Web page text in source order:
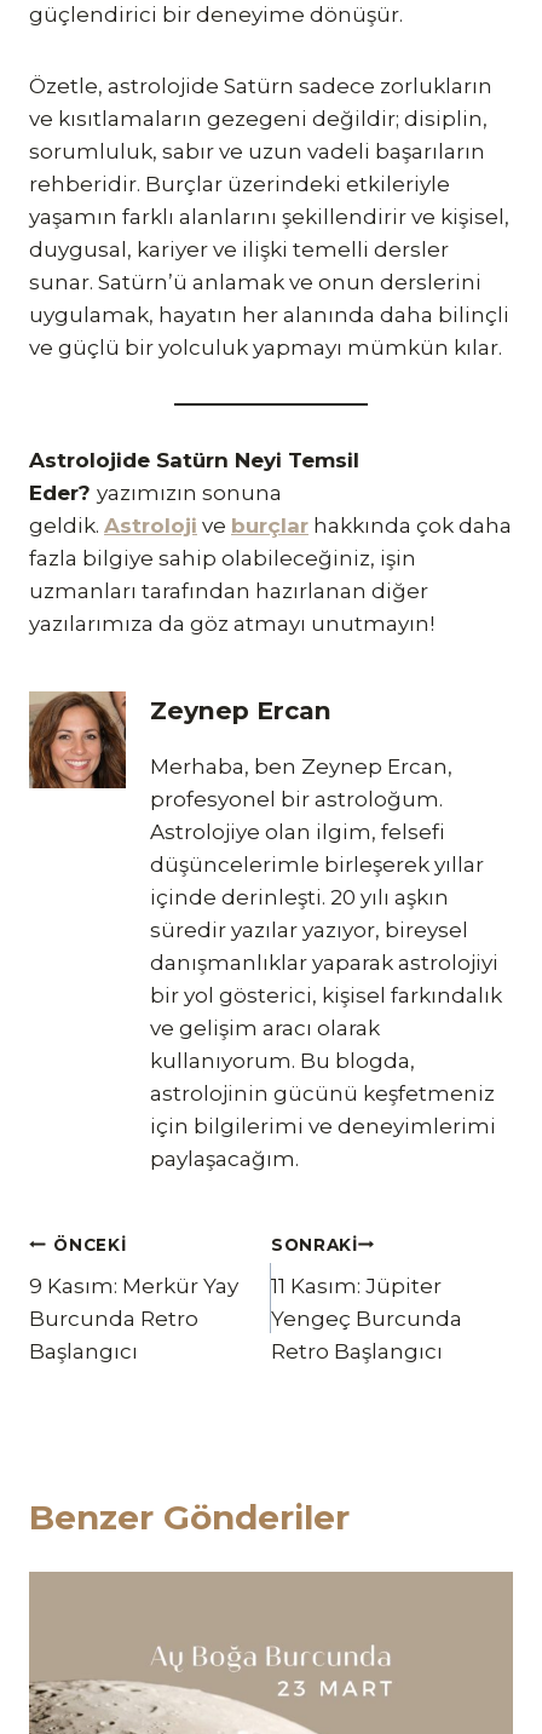
güçlendirici bir deneyime dönüşür.
Özetle, astrolojide Satürn sadece zorlukların
ve kısıtlamaların gezegeni değildir; disiplin,
sorumluluk, sabır ve uzun vadeli başarıların
rehberidir. Burçlar üzerindeki etkileriyle
yaşamın farklı alanlarını şekillendirir ve kişisel,
duygusal, kariyer ve ilişki temelli dersler
sunar. Satürn’ü anlamak ve onun derslerini
uygulamak, hayatın her alanında daha bilinçli
ve güçlü bir yolculuk yapmayı mümkün kılar.
Astrolojide Satürn Neyi Temsil
Eder? yazımızın sonuna
geldik. Astroloji ve burçlar hakkında çok daha
fazla bilgiye sahip olabileceğiniz, işin
uzmanları tarafından hazırlanan diğer
yazılarımıza da göz atmayı unutmayın!
Zeynep Ercan
Merhaba, ben Zeynep Ercan,
profesyonel bir astroloğum.
Astrolojiye olan ilgim, felsefi
düşüncelerimle birleşerek yıllar
içinde derinleşti. 20 yılı aşkın
süredir yazılar yazıyor, bireysel
danışmanlıklar yaparak astrolojiyi
bir yol gösterici, kişisel farkındalık
ve gelişim aracı olarak
kullanıyorum. Bu blogda,
astrolojinin gücünü keşfetmeniz
için bilgilerimi ve deneyimlerimi
paylaşacağım.
Yazı
gezinmesi
ÖNCEKI
9 Kasım: Merkür Yay
Burcunda Retro
Başlangıcı
SONRAKI
11 Kasım: Jüpiter
Yengeç Burcunda
Retro Başlangıcı
Benzer Gönderiler